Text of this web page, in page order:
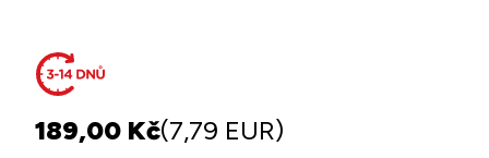
189,00 Kč(7,79 EUR)